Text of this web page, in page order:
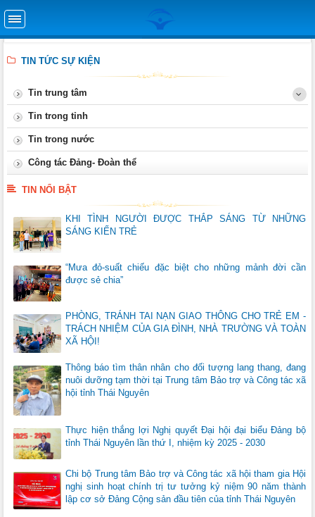
TIN TỨC SỰ KIỆN
Tin trung tâm
Tin trong tỉnh
Tin trong nước
Công tác Đảng- Đoàn thể
TIN NỔI BẬT
KHI TÌNH NGƯỜI ĐƯỢC THẮP SÁNG TỪ NHỮNG
SÁNG KIẾN TRẺ
“Mưa đỏ-suất chiếu đặc biệt cho những mảnh đời cần
được sẻ chia”
PHÒNG, TRÁNH TAI NẠN GIAO THÔNG CHO TRẺ EM -
TRÁCH NHIỆM CỦA GIA ĐÌNH, NHÀ TRƯỜNG VÀ TOÀN
XÃ HỘI!
Thông báo tìm thân nhân cho đối tượng lang thang, đang
nuôi dưỡng tạm thời tại Trung tâm Bảo trợ và Công tác xã
hội tỉnh Thái Nguyên
Thực hiện thắng lợi Nghị quyết Đại hội đại biểu Đảng bộ
tỉnh Thái Nguyên lần thứ I, nhiệm kỳ 2025 - 2030
Chi bộ Trung tâm Bảo trợ và Công tác xã hội tham gia Hội
nghị sinh hoạt chính trị tư tưởng kỷ niệm 90 năm thành
lập cơ sở Đảng Cộng sản đầu tiên của tỉnh Thái Nguyên